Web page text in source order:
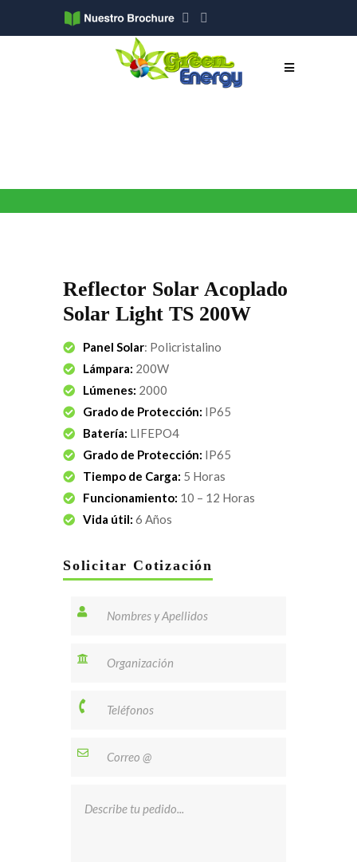
Reflector Solar Acoplado
Solar Light TS 200W
Panel Solar: Policristalino
Lámpara: 200W
Lúmenes: 2000
Grado de Protección: IP65
Batería: LIFEPO4
Grado de Protección: IP65
Tiempo de Carga: 5 Horas
Funcionamiento: 10 – 12 Horas
Vida útil: 6 Años
Solicitar Cotización